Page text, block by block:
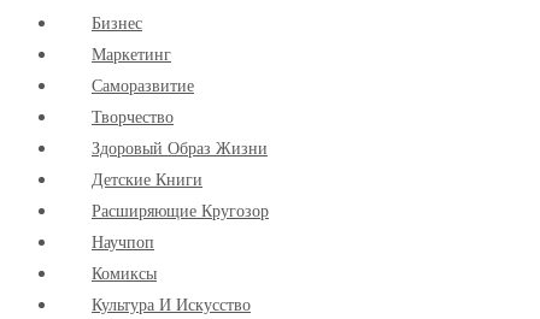
Бизнес
Маркетинг
Cаморазвитие
Творчество
Здоровый Образ Жизни
Детские Книги
Расширяющие Кругозор
Научпоп
Комиксы
Культура И Искусство